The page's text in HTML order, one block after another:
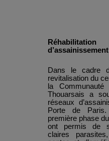
d’assainissement
Dans le cadre
revitalisation du
la
Thouarsais a
réseaux
Porte de
première phase
ont permis de
claires